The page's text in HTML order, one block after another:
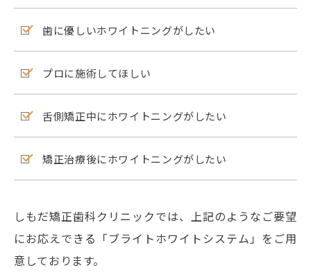
歯に優しいホワイトニングがしたい
プロに施術してほしい
舌側矯正中にホワイトニングがしたい
矯正治療後にホワイトニングがしたい
しもだ矯正歯科クリニックでは、上記のようなご要望
にお応えできる「ブライトホワイトシステム」をご用
意しております。